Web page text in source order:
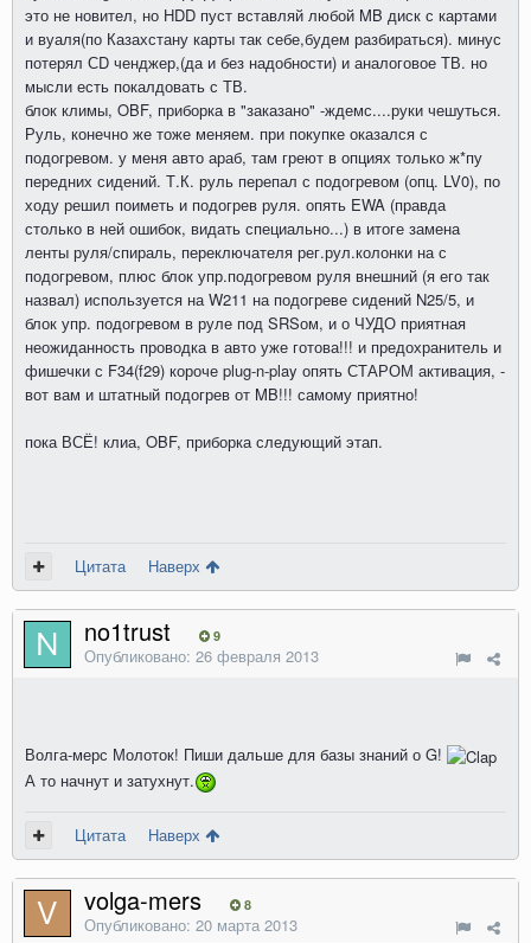
это не новител, но HDD пуст вставляй любой MB диск с картами
и вуаля(по Казахстану карты так себе,будем разбираться). минус
потерял СD ченджер,(да и без надобности) и аналоговое ТВ. но
мысли есть покалдовать с ТВ.
блок климы, OBF, приборка в "заказано" -ждемс....руки чешуться.
Руль, конечно же тоже меняем. при покупке оказался с
подогревом. у меня авто араб, там греют в опциях только ж*пу
передних сидений. Т.К. руль перепал с подогревом (опц. LV0), по
ходу решил поиметь и подогрев руля. опять EWA (правда
столько в ней ошибок, видать специально...) в итоге замена
ленты руля/спираль, переключателя рег.рул.колонки на с
подогревом, плюс блок упр.подогревом руля внешний (я его так
назвал) используется на W211 на подогреве сидений N25/5, и
блок упр. подогревом в руле под SRSом, и о ЧУДО приятная
неожиданность проводка в авто уже готова!!! и предохранитель и
фишечки с F34(f29) короче plug-n-play опять СТАРОМ активация, -
вот вам и штатный подогрев от MB!!! самому приятно!
пока ВСЁ! клиа, OBF, приборка следующий этап.
Цитата Наверх
no1trust 9
Опубликовано: 26 февраля 2013
Волга-мерс Молоток! Пиши дальше для базы знаний о G!
А то начнут и затухнут.
Цитата Наверх
volga-mers 8
Опубликовано: 20 марта 2013